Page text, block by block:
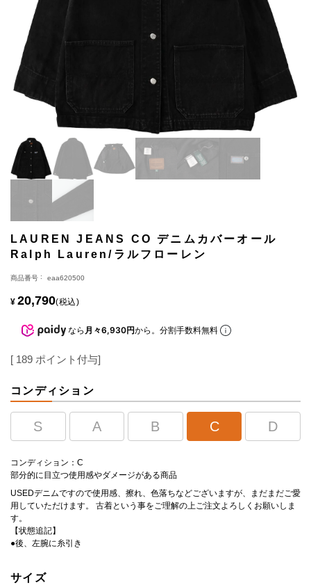
LAUREN JEANS CO デニムカバーオール
Ralph Lauren/ラルフローレン
商品番号 eaa620500
¥ 20,790 税込
なら 月々6,930円から。分割手数料無料
[ 189 ポイント付与]
コンディション
S A B C D
コンディション：C
部分的に目立つ使用感やダメージがある商品
USEDデニムですので使用感、擦れ、色落ちなどございますが、まだまだご愛
用していただけます。 古着という事をご理解の上ご注文よろしくお願いしま
す。
【状態追記】
●後、左腕に糸引き
サイズ